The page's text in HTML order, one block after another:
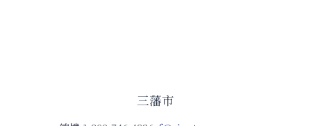
三藩市